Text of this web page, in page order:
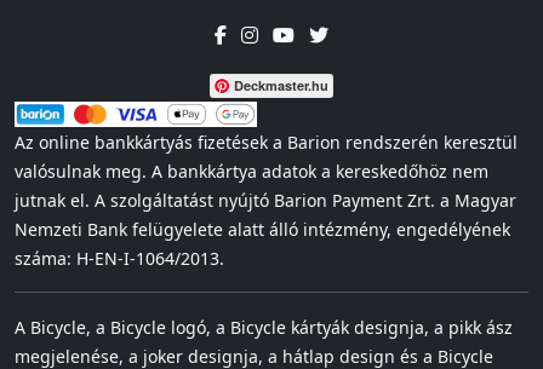
Deckmaster.hu
Az online bankkártyás fizetések a Barion rendszerén keresztül
valósulnak meg. A bankkártya adatok a kereskedőhöz nem
jutnak el. A szolgáltatást nyújtó Barion Payment Zrt. a Magyar
Nemzeti Bank felügyelete alatt álló intézmény, engedélyének
száma: H-EN-I-1064/2013.
A Bicycle, a Bicycle logó, a Bicycle kártyák designja, a pikk ász
megjelenése, a joker designja, a hátlap design és a Bicycle